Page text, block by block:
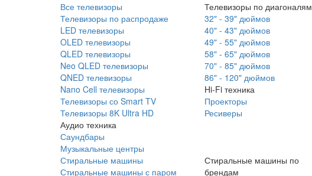
Все телевизоры
Телевизоры по распродаже
LED телевизоры
OLED телевизоры
QLED телевизоры
Neo QLED телевизоры
QNED телевизоры
Nano Cell телевизоры
Телевизоры со Smart TV
Телевизоры 8K Ultra HD
Аудио техника
Саундбары
Музыкальные центры
Телевизоры по диагоналям
32" - 39" дюймов
40" - 43" дюймов
49" - 55" дюймов
58" - 65" дюймов
70" - 85" дюймов
86" - 120" дюймов
Hi-Fi техника
Проекторы
Ресиверы
Стиральные машины
Стиральные машины с паром
Стиральные машины по
брендам